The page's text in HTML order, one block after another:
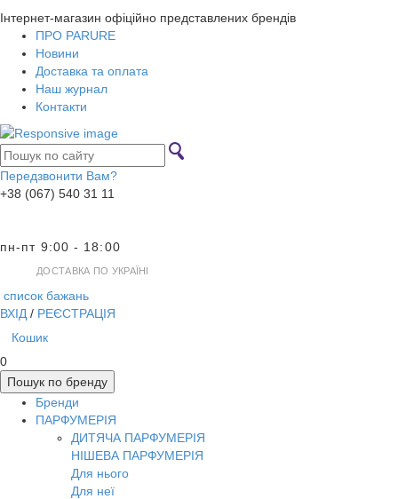
Інтернет-магазин офіційно представлених брендів
ПРО PARURE
Новини
Доставка та оплата
Наш журнал
Контакти
Передзвонити Вам?
+38 (067) 540 31 11
пн-пт 9:00 - 18:00
ДОСТАВКА ПО УКРАЇНІ
список бажань
ВХІД / РЕЄСТРАЦІЯ
Кошик
0
Пошук по бренду
Бренди
ПАРФУМЕРІЯ
ДИТЯЧА ПАРФУМЕРІЯ
НІШЕВА ПАРФУМЕРІЯ
Для нього
Для неї